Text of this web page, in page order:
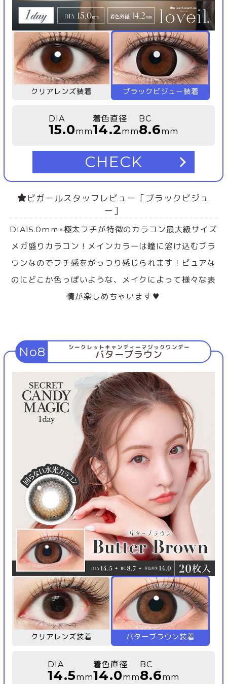
クリアレンズ装着 ブラックビジュー装着
DIA
15.0mm
着色直径
14.2mm
BC
8.6mm
CHECK
ビガールスタッフレビュー［ブラックビジュ
ー］
DIA15.0mｍ×極太フチが特徴のカラコン最大級サイズ
メガ盛りカラコン！メインカラーは瞳に溶け込むブラ
ウンなのでフチ感をがっつり感じられます！ピュアな
のにどこか色っぽいような、メイクによって様々な表
情が楽しめちゃいます♥
No8 シークレットキャンディーマジックワンデー
バターブラウン
クリアレンズ装着 バターブラウン装着
DIA
14.5mm
着色直径
14.0mm
BC
8.6mm